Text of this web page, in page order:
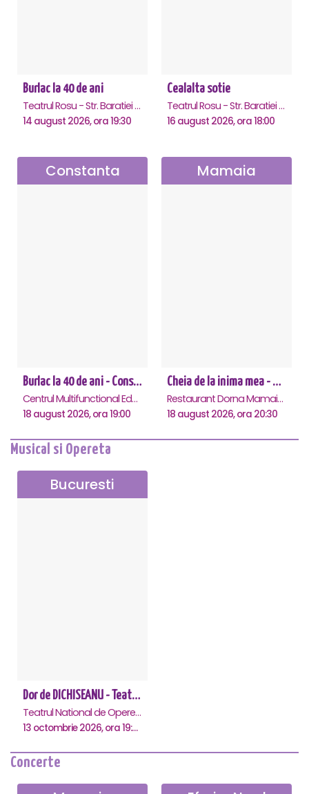
Burlac la 40 de ani
Teatrul Rosu - Str. Baratiei 31, Bucuresti
14 august 2026, ora 19:30
Cealalta sotie
Teatrul Rosu - Str. Baratiei 31, Bucuresti
16 august 2026, ora 18:00
Constanta
Burlac la 40 de ani - Constanta
Centrul Multifunctional Educativ pentru Tineret Jean Constantin, Constanta
18 august 2026, ora 19:00
Mamaia
Cheia de la inima mea - Mamaia
Restaurant Dorna Mamaia, Mamaia
18 august 2026, ora 20:30
Musical si Opereta
Bucuresti
Dor de DICHISEANU - Teatrul Național de Operetă și Musical „Ion Dacian"
Teatrul National de Opereta si Musical Ion Dacian, Bucuresti
13 octombrie 2026, ora 19:00
Concerte